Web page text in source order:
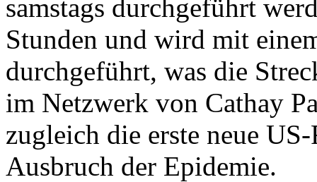
samstags durchgeführt
Stunden und wird mit
durchgeführt, was die
im Netzwerk von Cathay
zugleich die erste neue
Ausbruch der Epidemie.